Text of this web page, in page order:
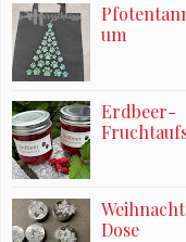
um
Erdbeer-
Dose